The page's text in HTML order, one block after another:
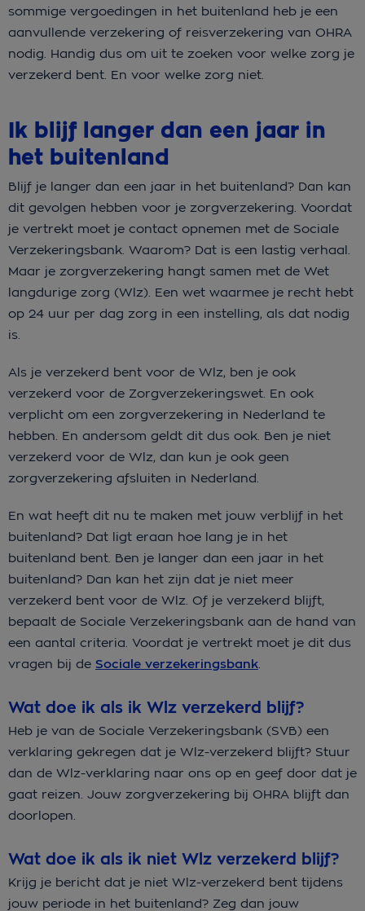
sommige vergoedingen in het buitenland heb je een
aanvullende verzekering of reisverzekering van OHRA
nodig. Handig dus om uit te zoeken voor welke zorg je
verzekerd bent. En voor welke zorg niet.
Ik blijf langer dan een jaar in
het buitenland
Blijf je langer dan een jaar in het buitenland? Dan kan
dit gevolgen hebben voor je zorgverzekering. Voordat
je vertrekt moet je contact opnemen met de Sociale
Verzekeringsbank. Waarom? Dat is een lastig verhaal.
Maar je zorgverzekering hangt samen met de Wet
langdurige zorg (Wlz). Een wet waarmee je recht hebt
op 24 uur per dag zorg in een instelling, als dat nodig
is.
Als je verzekerd bent voor de Wlz, ben je ook
verzekerd voor de Zorgverzekeringswet. En ook
verplicht om een zorgverzekering in Nederland te
hebben. En andersom geldt dit dus ook. Ben je niet
verzekerd voor de Wlz, dan kun je ook geen
zorgverzekering afsluiten in Nederland.
En wat heeft dit nu te maken met jouw verblijf in het
buitenland? Dat ligt eraan hoe lang je in het
buitenland bent. Ben je langer dan een jaar in het
buitenland? Dan kan het zijn dat je niet meer
verzekerd bent voor de Wlz. Of je verzekerd blijft,
bepaalt de Sociale Verzekeringsbank aan de hand van
een aantal criteria. Voordat je vertrekt moet je dit dus
vragen bij de Sociale verzekeringsbank
Wat doe ik als ik Wlz verzekerd blijf?
Heb je van de Sociale Verzekeringsbank (SVB) een
verklaring gekregen dat je Wlz-verzekerd blijft? Stuur
dan de Wlz-verklaring naar ons op en geef door dat je
gaat reizen. Jouw zorgverzekering bij OHRA blijft dan
doorlopen.
Wat doe ik als ik niet Wlz verzekerd blijf?
Krijg je bericht dat je niet Wlz-verzekerd bent tijdens
jouw periode in het buitenland? Zeg dan jouw